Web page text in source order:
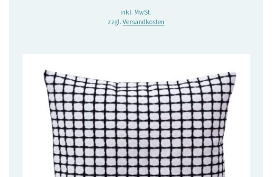
Preis
war:
inkl. MwSt.
zzgl. Versandkosten